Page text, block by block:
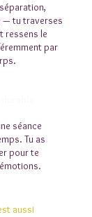
— tu traverses
ressens le
par
séance
Tu as
pour te
aussi